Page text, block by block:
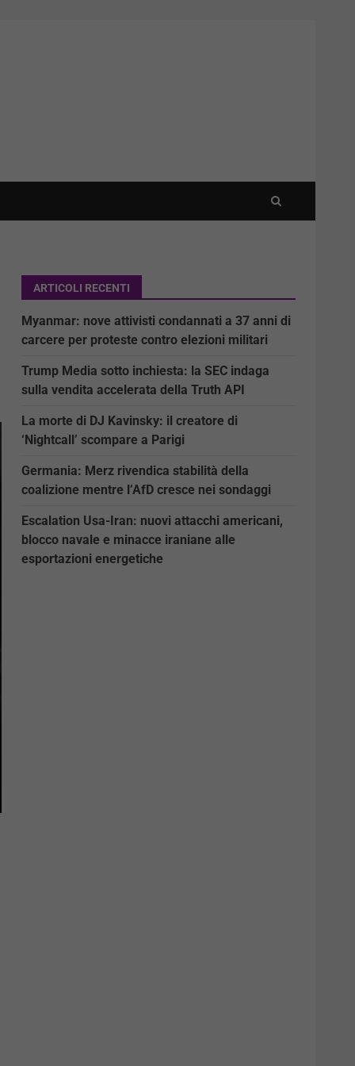
ARTICOLI RECENTI
Myanmar: nove attivisti condannati a 37 anni di
carcere per proteste contro elezioni militari
Trump Media sotto inchiesta: la SEC indaga
sulla vendita accelerata della Truth API
La morte di DJ Kavinsky: il creatore di
‘Nightcall’ scompare a Parigi
Germania: Merz rivendica stabilità della
coalizione mentre l’AfD cresce nei sondaggi
Escalation Usa-Iran: nuovi attacchi americani,
blocco navale e minacce iraniane alle
esportazioni energetiche